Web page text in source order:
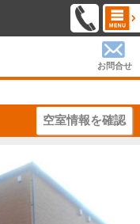
お問合せ
空室情報を確認